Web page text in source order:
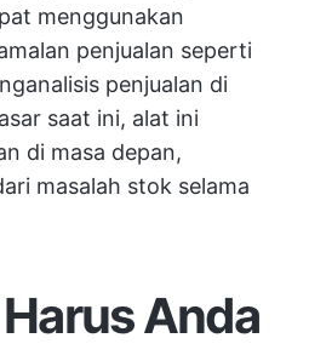
menggunakan
penjualan seperti
penjualan di
saat ini, alat ini
di masa depan,
masalah stok selama
Anda